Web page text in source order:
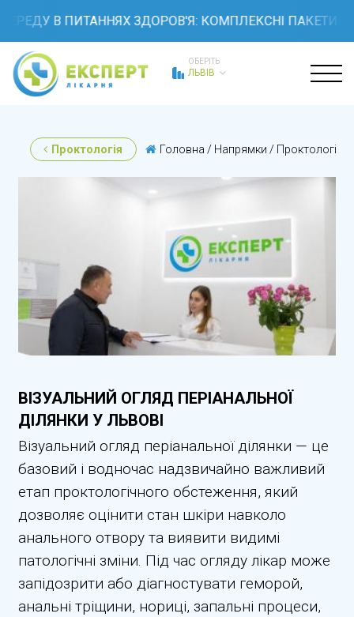
В ПИТАННЯХ ЗДОРОВ'Я: КОМПЛЕКСНІ ПАКЕТИ
ОБЕРІТЬ
ЛЬВІВ
Проктологія Головна / Напрямки / Проктологія
ВІЗУАЛЬНИЙ ОГЛЯД ПЕРІАНАЛЬНОЇ
ДІЛЯНКИ У ЛЬВОВІ
Візуальний огляд періанальної ділянки — це
базовий і водночас надзвичайно важливий
етап проктологічного обстеження, який
дозволяє оцінити стан шкіри навколо
анального отвору та виявити видимі
патологічні зміни. Під час огляду лікар може
запідозрити або діагностувати геморой,
анальні тріщини, нориці, запальні процеси,